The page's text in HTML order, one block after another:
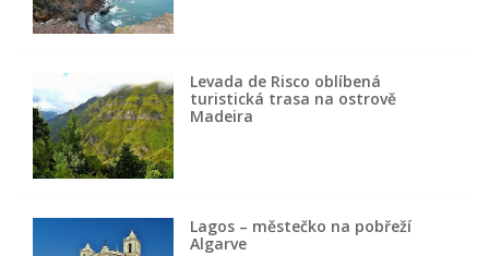
Levada de Risco oblíbená
turistická trasa na ostrově
Madeira
Lagos – městečko na pobřeží
Algarve